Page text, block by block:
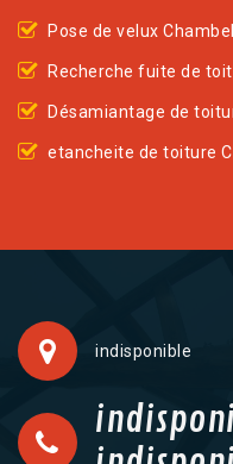
Pose de velux
Recherche fuite de
Désamiantage de
etancheite de toiture
indisponible